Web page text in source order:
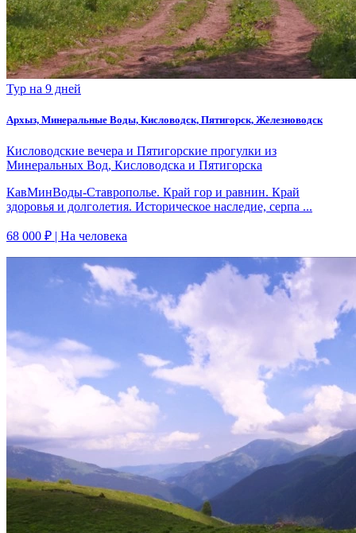
Тур на 9 дней
Архыз, Минеральные Воды, Кисловодск, Пятигорск, Железноводск
Кисловодские вечера и Пятигорские прогулки из
Минеральных Вод, Кисловодска и Пятигорска
КавМинВоды-Ставрополье. Край гор и равнин. Край
здоровья и долголетия. Историческое наследие, серпа ...
68 000 ₽ | На человека